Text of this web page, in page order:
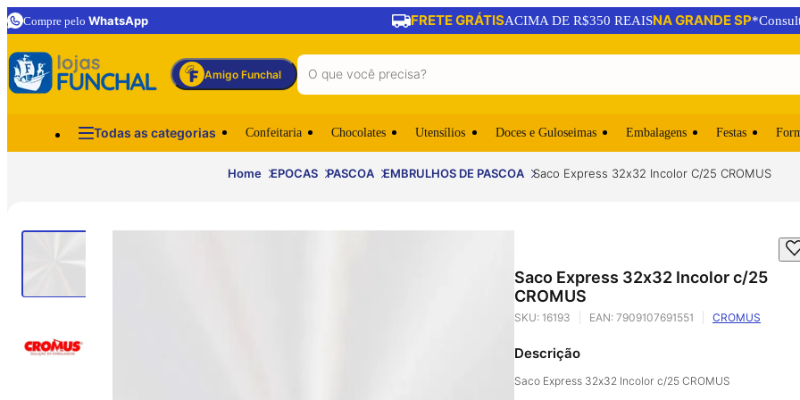
Compre pelo WhatsApp FRETE GRÁTISACIMA DE R$350 REAISNA GRANDE SP
Amigo Funchal
Todas as categorias Confeitaria Chocolates Utensílios Doces e Guloseimas Embalagens Festas
Home EPOCAS PASCOA EMBRULHOS DE PASCOA Saco Express 32x32 Incolor C/25 CROMUS
Saco Express 32x32 Incolor c/25
CROMUS
SKU: 16193 EAN: 7909107691551 CROMUS
Descrição
Saco Express 32x32 Incolor c/25 CROMUS